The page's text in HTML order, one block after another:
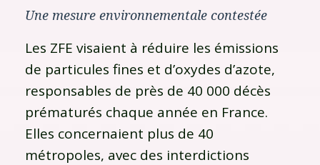
Une mesure environnementale contestée
Les ZFE visaient à réduire les émissions
de particules fines et d’oxydes d’azote,
responsables de près de 40 000 décès
prématurés chaque année en France.
Elles concernaient plus de 40
métropoles, avec des interdictions